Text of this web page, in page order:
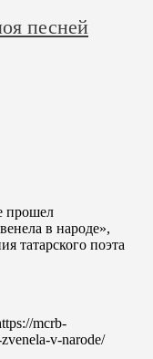
песней
прошел
в народе»,
татарского поэта
mcrb-
v-narode/